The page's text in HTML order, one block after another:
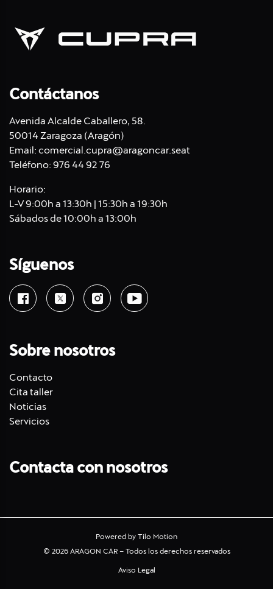
Contáctanos
Avenida Alcalde Caballero, 58.
50014 Zaragoza (Aragón)
Email: comercial.cupra@aragoncar.seat
Teléfono: 976 44 92 76
Horario:
L-V 9:00h a 13:30h | 15:30h a 19:30h
Sábados de 10:00h a 13:00h
Síguenos
Sobre nosotros
Contacto
Cita taller
Noticias
Servicios
Contacta con nosotros
Powered by Tilo Motion
© 2026 ARAGON CAR – Todos los derechos reservados
Aviso Legal